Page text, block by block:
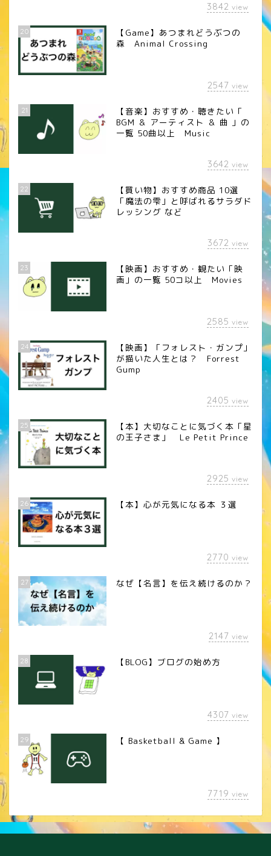
3842 view
20
【Game】あつまれどうぶつの
森 Animal Crossing
2547 view
21
【音楽】おすすめ・聴きたい「
BGM ＆ アーティスト ＆ 曲 」の
一覧 50曲以上 Music
3642 view
22
【買い物】おすすめ商品 10選
「魔法の雫」と呼ばれるサラダド
レッシング など
3672 view
23
【映画】おすすめ・観たい「映
画」の一覧 50コ以上 Movies
2585 view
24
【映画】「フォレスト・ガンプ」
が描いた人生とは？ Forrest
Gump
2405 view
25
【本】大切なことに気づく本「星
の王子さま」 Le Petit Prince
2925 view
26 【本】心が元気になる本 ３選
2770 view
27 なぜ【名言】を伝え続けるのか？
2147 view
28 【BLOG】ブログの始め方
4307 view
29 【 Basketball & Game 】
7719 view
カメラレンズ
YouTube